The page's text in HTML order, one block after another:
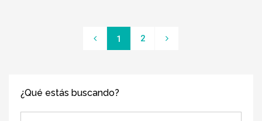
1 2
¿Qué estás buscando?